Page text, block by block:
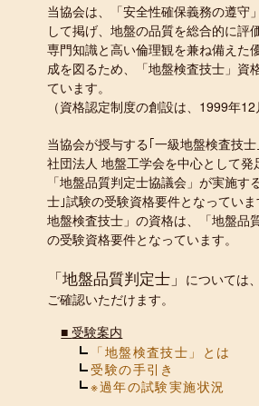
当協会は、「安全性確保義務の遵守
して掲げ、地盤の品質を総合的に評
専門知識と高い倫理観を兼ね備えた
成を図るため、「地盤検査技士」資
ています。
（資格認定制度の創設は、1999年12
当協会が授与する｢一級地盤検査技
社団法人 地盤工学会を中心として発
「地盤品質判定士協議会」が実施す
士｣試験の受験資格要件となってい
地盤検査技士」の資格は、「地盤品
の受験資格要件となっています。
「地盤品質判定士」 については
ご確認いただけます。
■受験案内
「地盤検査技士」とは
受験の手引き
※過年の試験実施状況